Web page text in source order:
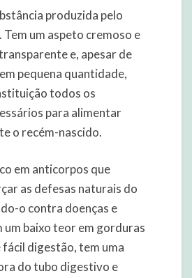
produzida pelo
um aspeto cremoso e
e, apesar de
pequena quantidade,
todos os
para alimentar
o recém-nascido.
em anticorpos que
as defesas naturais do
o contra doenças e
um baixo teor em gorduras
fácil digestão, tem uma
do tubo digestivo e